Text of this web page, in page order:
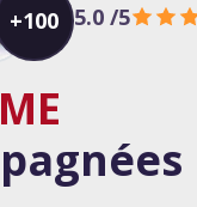
+100 5.0 /5